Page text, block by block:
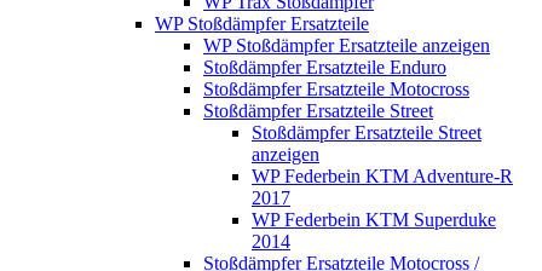
WP Stoßdämpfer Ersatzteile
WP Stoßdämpfer Ersatzteile anzeigen
Stoßdämpfer Ersatzteile Enduro
Stoßdämpfer Ersatzteile Motocross
Stoßdämpfer Ersatzteile Street
Stoßdämpfer Ersatzteile Street
anzeigen
WP Federbein KTM Adventure-R
2017
WP Federbein KTM Superduke
2014
Stoßdämpfer Ersatzteile Motocross /